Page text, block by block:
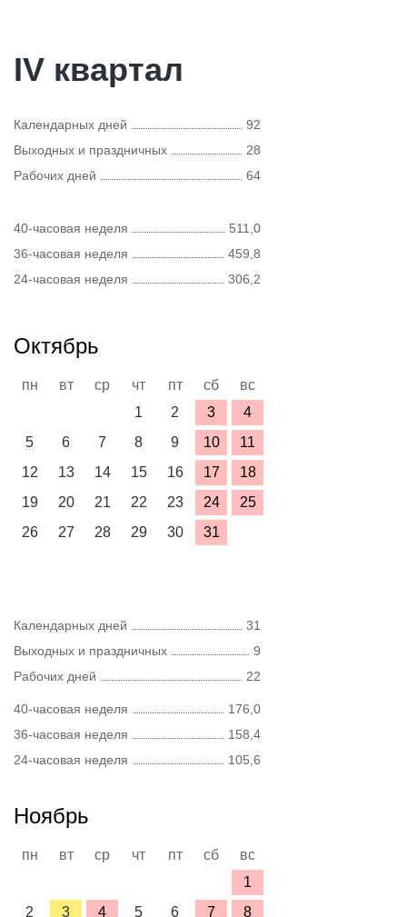
IV квартал
Календарных дней
92
Выходных и праздничных
28
Рабочих дней
64
40-часовая неделя
511,0
36-часовая неделя
459,8
24-часовая неделя
306,2
Октябрь
пн вт ср чт пт сб
вс
1
2 3
4
5
6 7 8 9 10
11
12
13 14 15 16 17
18
19
20 21 22 23 24
25
26
27 28 29 30 31
Календарных дней
31
Выходных и праздничных
9
Рабочих дней
22
40-часовая неделя
176,0
36-часовая неделя
158,4
24-часовая неделя
105,6
Ноябрь
пн вт ср чт пт сб
вс
1
2
3 4 5 6 7 8